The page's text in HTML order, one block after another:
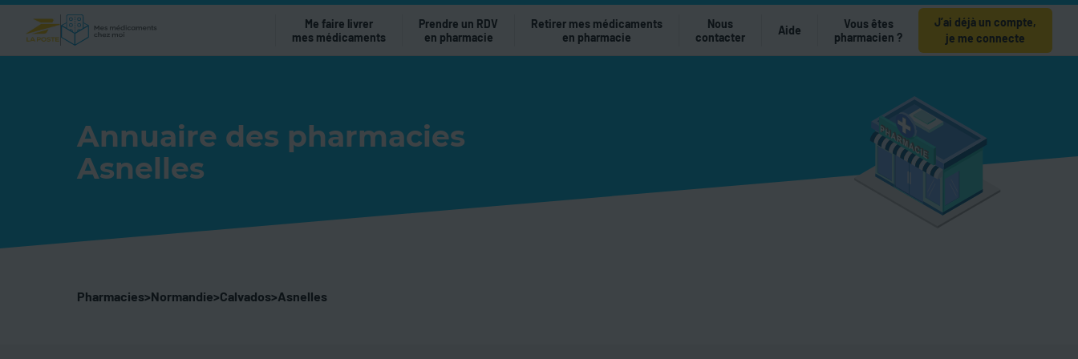
Me faire livrer
mes médicaments
Prendre un RDV
en pharmacie
Retirer mes médicaments
en pharmacie
Nous
contacter
Aide
Vous êtes
pharmacien ?
J’ai déjà un compte,
je me connecte
Annuaire des pharmacies
Asnelles
Pharmacies>Normandie>Calvados>Asnelles